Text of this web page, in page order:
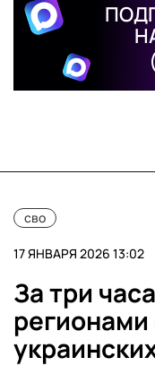
сво
17 ЯНВАРЯ 2026 13:02
За три